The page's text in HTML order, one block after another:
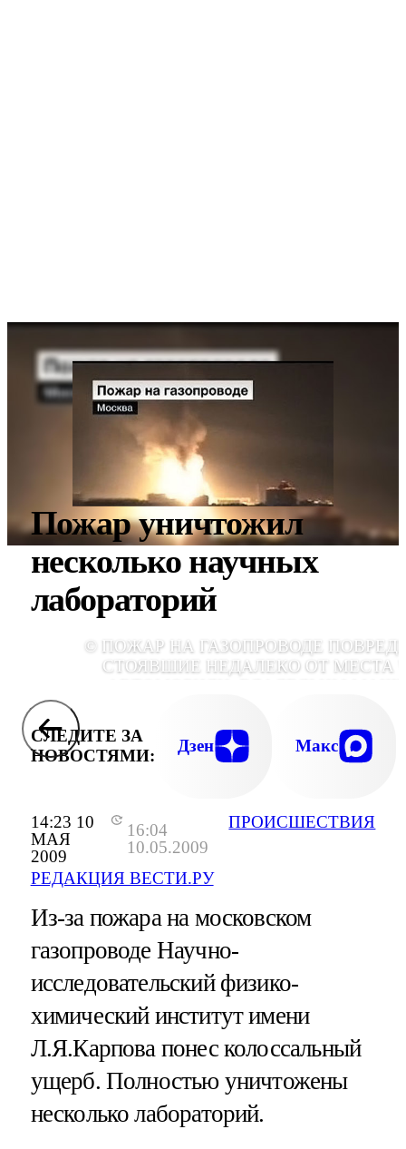
14:23 10
МАЯ
2009
16:04
10.05.2009
РЕДАКЦИЯ ВЕСТИ.РУ
ПРОИСШЕСТВИЯ
Пожар уничтожил
несколько научных
лабораторий
© ПОЖАР НА ГАЗОПРОВОДЕ
СТОЯВШИЕ НЕДАЛЕКО ОТ МЕСТА
СЛЕДИТЕ ЗА
НОВОСТЯМИ:
Дзен Макс
Из-за пожара на московском
газопроводе Научно-
исследовательский физико-
химический институт имени
Л.Я.Карпова понес колоссальный
ущерб. Полностью уничтожены
несколько лабораторий.